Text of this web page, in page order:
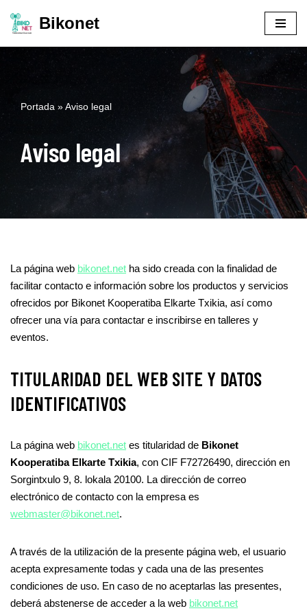
Saltar
Bikonet
Portada »Aviso legal
Aviso legal
La página web bikonet.net ha sido creada con la finalidad de
facilitar contacto e información sobre los productos y servicios
ofrecidos por Bikonet Kooperatiba Elkarte Txikia, así como
ofrecer una vía para contactar e inscribirse en talleres y
eventos.
TITULARIDAD DEL WEB SITE Y DATOS
IDENTIFICATIVOS
La página web bikonet.net es titularidad de Bikonet
Kooperatiba Elkarte Txikia, con CIF F72726490, dirección en
Sorgintxulo 9, 8. lokala 20100. La dirección de correo
electrónico de contacto con la empresa es
webmaster@bikonet.net.
A través de la utilización de la presente página web, el usuario
acepta expresamente todas y cada una de las presentes
condiciones de uso. En caso de no aceptarlas las presentes,
deberá abstenerse de acceder a la web bikonet.net